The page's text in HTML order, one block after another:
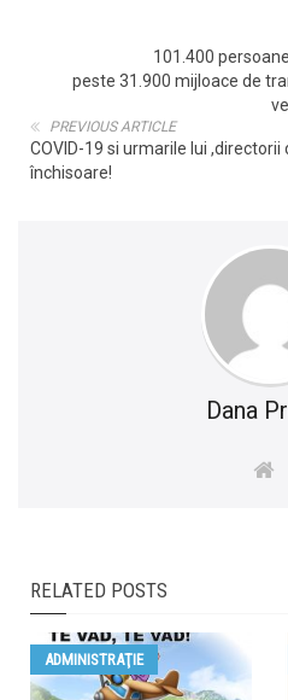
101.400
peste 31.900 mijloace de
PREVIOUS ARTICLE
COVID-19 si urmarile lui ,directorii
închisoare!
Dana
RELATED POSTS
ADMINISTRAŢIE